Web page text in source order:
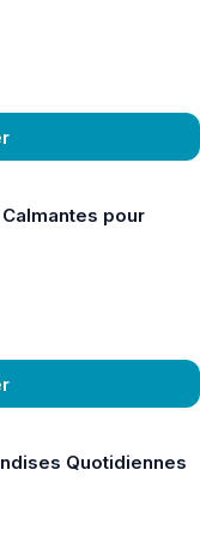
pour
Quotidiennes